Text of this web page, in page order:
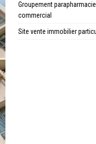
Groupement
commercial
Site vente immobilier